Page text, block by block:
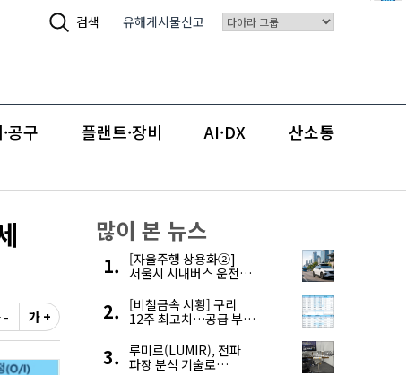
검색 유해게시물신고
공구 플랜트·장비 AI·DX 산소통
- 가 +
많이 본 뉴스
[자율주행 상용화②]
서울시 시내버스 운전자
해결한다
[비철금속 시황] 구리
12주 최고치…공급 부족
루미르(LUMIR), 전파
파장 분석 기술로